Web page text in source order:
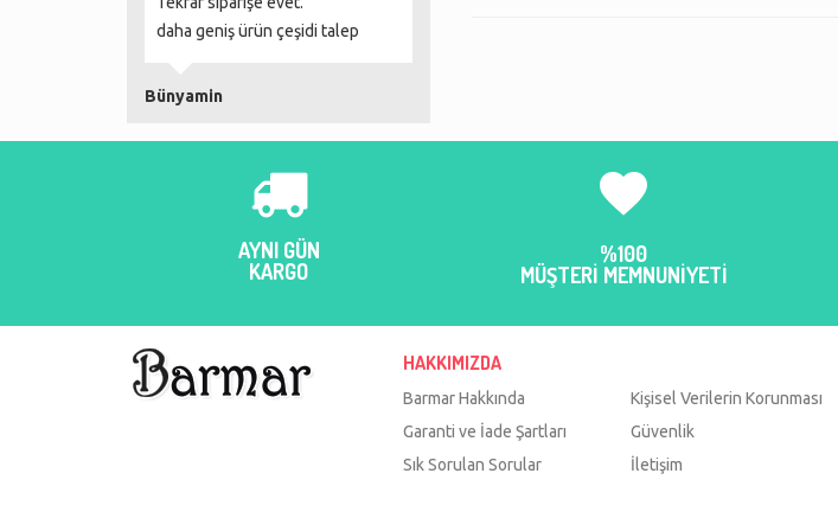
daha geniş ürün çeşidi talep
Bünyamin
Daha ne olsun :) Çok ama çok
AYNI GÜN
KARGO
favorite
%100
MÜŞTERİ MEMNUNİYETİ
HAKKIMIZDA
Barmar Hakkında
Kişisel Verilerin Korunması
Garanti ve İade Şartları
Güvenlik
Sık Sorulan Sorular
İletişim